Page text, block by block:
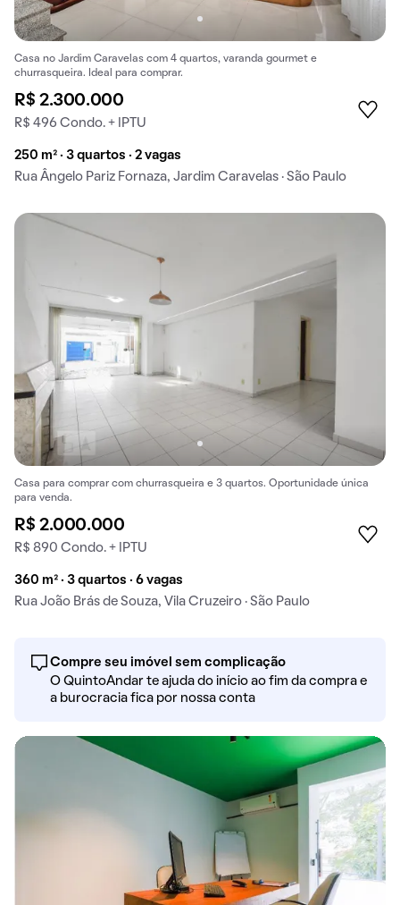
Casa no Jardim Caravelas com 4 quartos, varanda gourmet e
churrasqueira. Ideal para comprar.
R$ 2.300.000
R$ 496 Condo. + IPTU
250 m² · 3 quartos · 2 vagas
Rua Ângelo Pariz Fornaza, Jardim Caravelas · São Paulo
Casa para comprar com churrasqueira e 3 quartos. Oportunidade única
para venda.
R$ 2.000.000
R$ 890 Condo. + IPTU
360 m² · 3 quartos · 6 vagas
Rua João Brás de Souza, Vila Cruzeiro · São Paulo
Compre seu imóvel sem complicação
O QuintoAndar te ajuda do início ao fim da compra e
a burocracia fica por nossa conta